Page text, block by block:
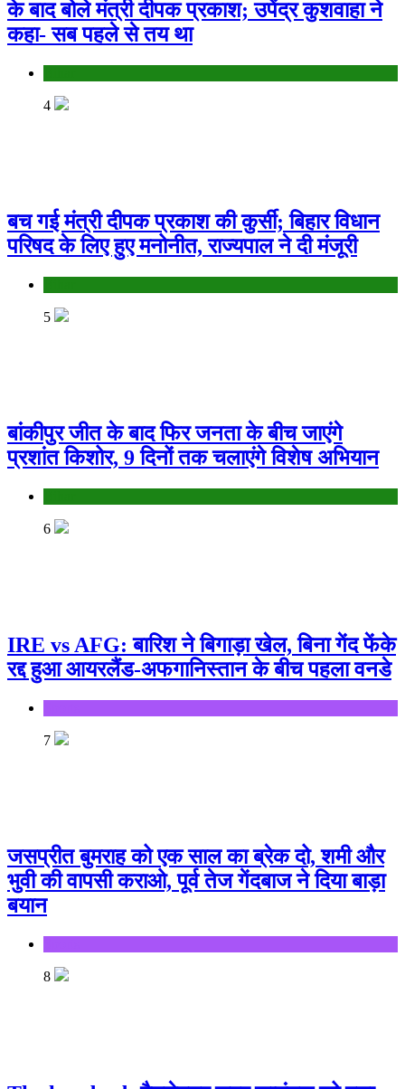
के बाद बोले मंत्री दीपक प्रकाश; उपेंद्र कुशवाहा ने
कहा- सब पहले से तय था
4
बच गई मंत्री दीपक प्रकाश की कुर्सी; बिहार विधान
परिषद के लिए हुए मनोनीत, राज्यपाल ने दी मंजूरी
5
बांकीपुर जीत के बाद फिर जनता के बीच जाएंगे
प्रशांत किशोर, 9 दिनों तक चलाएंगे विशेष अभियान
6
IRE vs AFG: बारिश ने बिगाड़ा खेल, बिना गेंद फेंके
रद्द हुआ आयरलैंड-अफगानिस्तान के बीच पहला वनडे
7
जसप्रीत बुमराह को एक साल का ब्रेक दो, शमी और
भुवी की वापसी कराओ, पूर्व तेज गेंदबाज ने दिया बाड़ा
बयान
8